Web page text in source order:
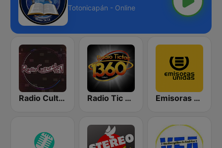
Totonicapán - Online
Radio Cultural TGN Radio Tic Tac Guatemala Emisoras Unidas